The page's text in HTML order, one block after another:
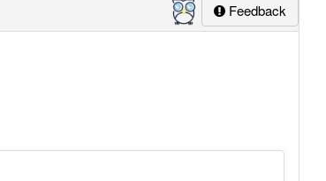
Feedback